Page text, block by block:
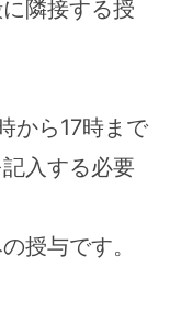
隣接する授
から17時まで
入する必要
授与です。